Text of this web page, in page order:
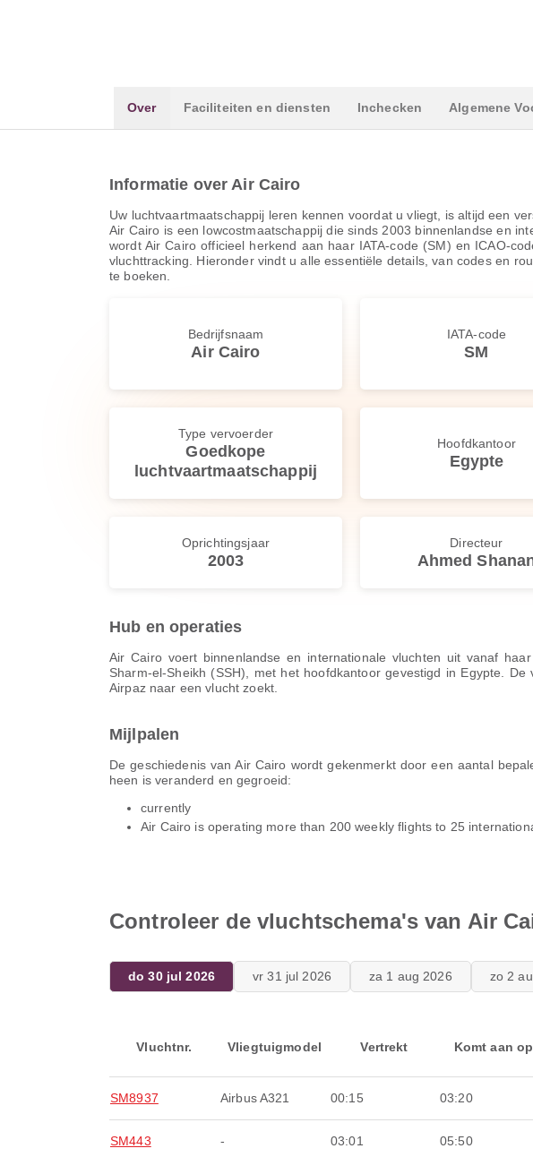
Over Faciliteiten en diensten Inchecken Algemene
Informatie over Air Cairo
Uw luchtvaartmaatschappij leren kennen voordat u vliegt, is altijd een
Air Cairo is een lowcostmaatschappij die sinds 2003 binnenlandse en
wordt Air Cairo officieel herkend aan haar IATA-code (SM) en ICAO-
vluchttracking. Hieronder vindt u alle essentiële details, van codes en
te boeken.
Bedrijfsnaam
Air Cairo
IATA-code
SM
Type vervoerder
Goedkope
luchtvaartmaatschappij
Hoofdkantoor
Egypte
Oprichtingsjaar
2003
Directeur
Ahmed
Hub en operaties
Air Cairo voert binnenlandse en internationale vluchten uit vanaf
Sharm-el-Sheikh (SSH), met het hoofdkantoor gevestigd in Egypte.
Airpaz naar een vlucht zoekt.
Mijlpalen
De geschiedenis van Air Cairo wordt gekenmerkt door een aantal
heen is veranderd en gegroeid:
currently
Air Cairo is operating more than 200 weekly flights to 25
Controleer de vluchtschema's van Air
do 30 jul 2026 vr 31 jul 2026 za 1 aug 2026 zo 2
Vluchtnr. Vliegtuigmodel Vertrekt Komt aan op
SM8937 Airbus A321 00:15 03:20
SM443 - 03:01 05:50